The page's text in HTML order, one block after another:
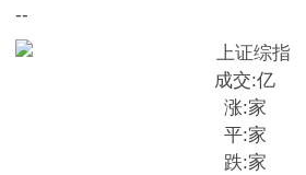
--
成交:亿
涨:家
平:家
跌:家